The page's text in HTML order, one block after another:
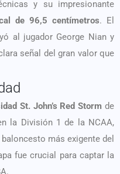
y su impresionante
de 96,5 centímetros. El
al jugador George Nian y
señal del gran valor que
St. John’s Red Storm de
la División 1 de la NCAA,
más exigente del
fue crucial para captar la